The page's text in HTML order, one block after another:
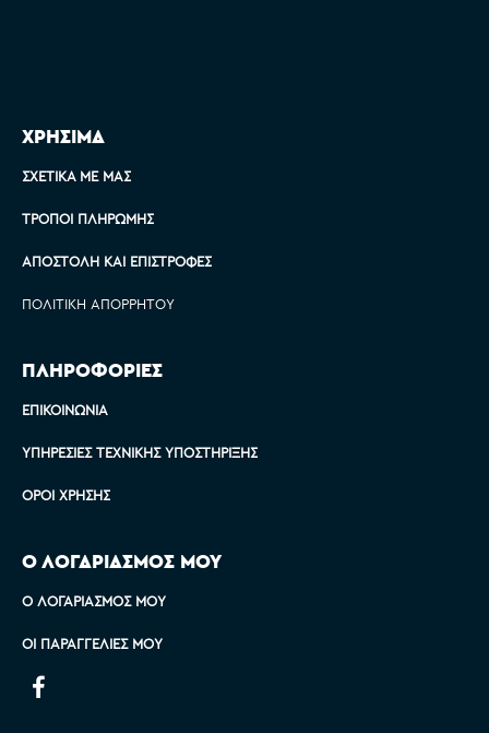
ΧΡΗΣΙΜΑ
ΣΧΕΤΙΚΆ ΜΕ ΜΑΣ
ΤΡΌΠΟΙ ΠΛΗΡΩΜΉΣ
ΑΠΟΣΤΟΛΉ ΚΑΙ ΕΠΙΣΤΡΟΦΈΣ
ΠΟΛΙΤΙΚΉ ΑΠΟΡΡΉΤΟΥ
ΠΛΗΡΟΦΟΡΙΕΣ
ΕΠΙΚΟΙΝΩΝΊΑ
ΥΠΗΡΕΣΊΕΣ ΤΕΧΝΙΚΉΣ ΥΠΟΣΤΉΡΙΞΗΣ
ΌΡΟΙ ΧΡΉΣΗΣ
Ο ΛΟΓΑΡΙΑΣΜΟΣ ΜΟΥ
Ο ΛΟΓΑΡΙΑΣΜΌΣ ΜΟΥ
ΟΙ ΠΑΡΑΓΓΕΛΊΕΣ ΜΟΥ